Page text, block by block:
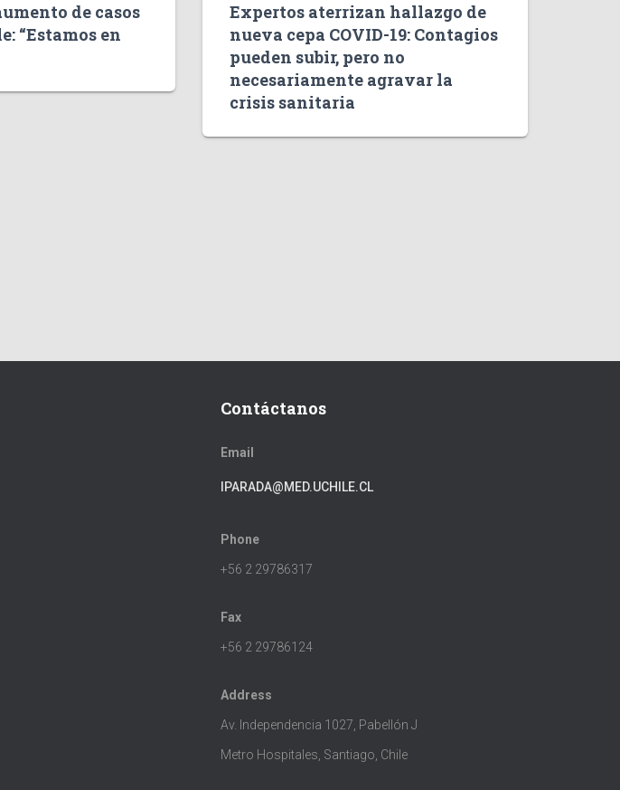
de casos
“Estamos en
Expertos aterrizan hallazgo de
nueva cepa COVID-19: Contagios
pueden subir, pero no
necesariamente agravar la
crisis sanitaria
Contáctanos
Email
IPARADA@MED.UCHILE.CL
Phone
+56 2 29786317
Fax
+56 2 29786124
Address
Av. Independencia 1027, Pabellón J
Metro Hospitales, Santiago, Chile